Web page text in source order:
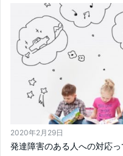
2020年2月29日
発達障害のある人への対応